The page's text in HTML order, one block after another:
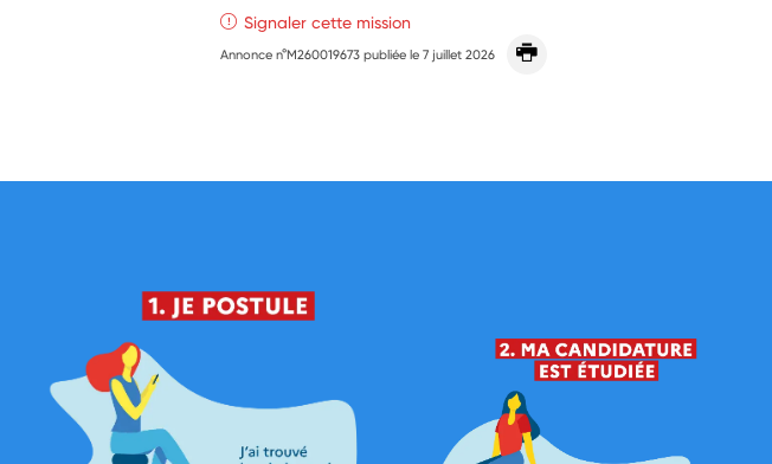
Signaler cette mission
Annonce n°M260019673 publiée le7 juillet 2026